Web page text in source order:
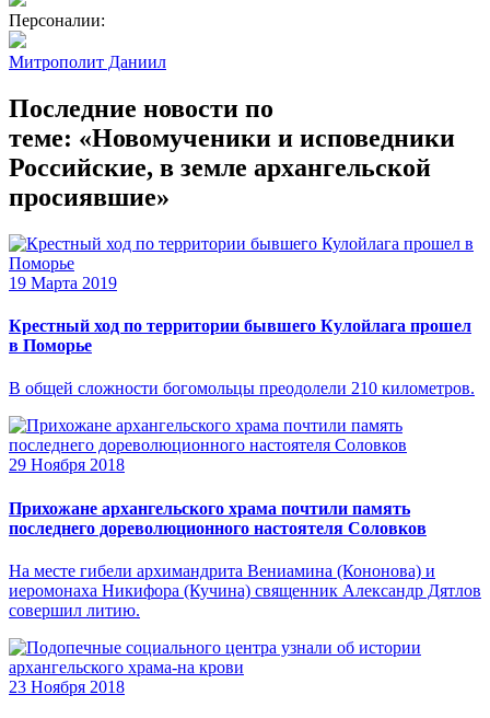
Персоналии:
Митрополит Даниил
Последние новости по
теме: «Новомученики и исповедники
Российские, в земле архангельской
просиявшие»
19 Марта 2019
Крестный ход по территории бывшего Кулойлага прошел
в Поморье
В общей сложности богомольцы преодолели 210 километров.
29 Ноября 2018
Прихожане архангельского храма почтили память
последнего дореволюционного настоятеля Соловков
На месте гибели архимандрита Вениамина (Кононова) и
иеромонаха Никифора (Кучина) священник Александр Дятлов
совершил литию.
23 Ноября 2018